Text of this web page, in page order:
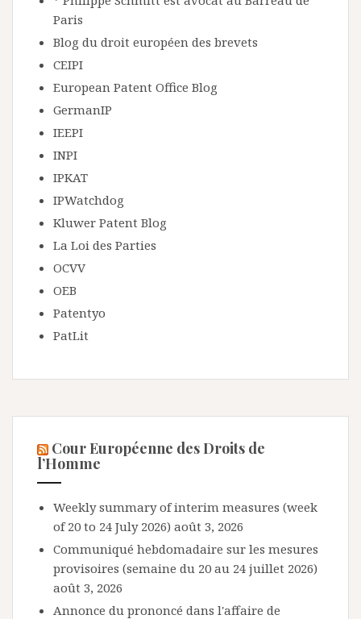
Paris
Blog du droit européen des brevets
CEIPI
European Patent Office Blog
GermanIP
IEEPI
INPI
IPKAT
IPWatchdog
Kluwer Patent Blog
La Loi des Parties
OCVV
OEB
Patentyo
PatLit
Cour Européenne des Droits de
l’Homme
Weekly summary of interim measures (week
of 20 to 24 July 2026) août 3, 2026
Communiqué hebdomadaire sur les mesures
provisoires (semaine du 20 au 24 juillet 2026)
août 3, 2026
Annonce du prononcé dans l'affaire de